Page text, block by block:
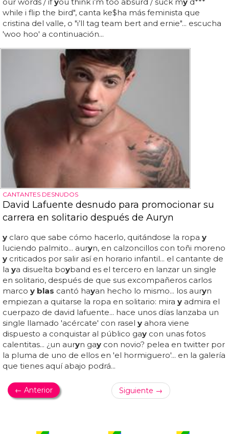
while i flip the bird", canta ke$ha más feminista que
cristina del valle, o "i’ll tag team bert and ernie"... escucha
'woo hoo' a continuación...
CANTANTES DESNUDOS
David Lafuente desnudo para promocionar su
carrera en solitario después de Auryn
y claro que sabe cómo hacerlo, quitándose la ropa y
luciendo palmito... auryn, en calzoncillos con toñi moreno
y criticados por salir así en horario infantil... el cantante de
la ya disuelta boyband es el tercero en lanzar un single
en solitario, después de que sus excompañeros carlos
marco y blas cantó hayan hecho lo mismo... los auryn
empiezan a quitarse la ropa en solitario: mira y admira el
cuerpazo de david lafuente... hace unos días lanzaba un
single llamado 'acércate' con rasel y ahora viene
dispuesto a conquistar al público gay con unas fotos
calentitas... ¿un auryn gay con novio? pelea en twitter por
la pluma de uno de ellos en 'el hormiguero'... en la galería
que tienes aquí abajo podrá...
← Anterior Siguiente →